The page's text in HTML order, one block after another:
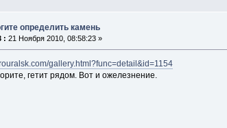
определить камень
: 21 Ноября 2010, 08:58:23 »
gallery.html?func=detail&id=1154
гетит рядом. Вот и ожелезнение.